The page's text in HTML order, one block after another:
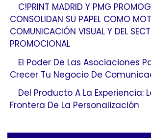
C!PRINT MADRID Y PMG
CONSOLIDAN SU PAPEL COMO
COMUNICACIÓN VISUAL Y DEL
PROMOCIONAL
El Poder De Las Asociaciones
Crecer Tu Negocio De
Del Producto A La Experiencia:
Frontera De La Personalización